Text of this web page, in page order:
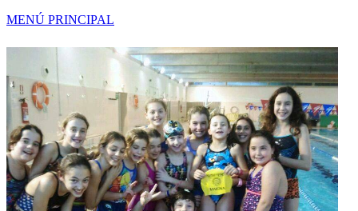
MENÚ PRINCIPAL